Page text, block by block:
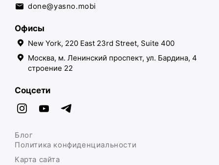
done@yasno.mobi
Офисы
New York, 220 East 23rd Street, Suite 400
Москва, м. Ленинский проспект, ул. Бардина, 4
строение 22
Соцсети
Политика конфиденциальности
Карта сайта
Блог